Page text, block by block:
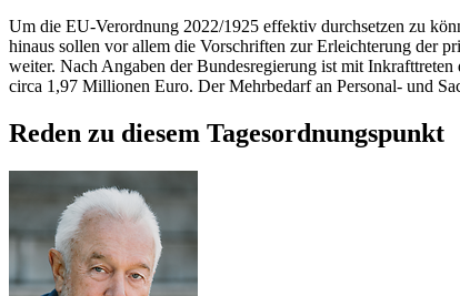
Um die EU-Verordnung 2022/1925 effektiv durchsetzen zu
hinaus sollen vor allem die Vorschriften zur Erleichterung der
weiter. Nach Angaben der Bundesregierung ist mit
circa 1,97 Millionen Euro. Der Mehrbedarf an Personal- und
Reden zu diesem Tagesordnungspunkt